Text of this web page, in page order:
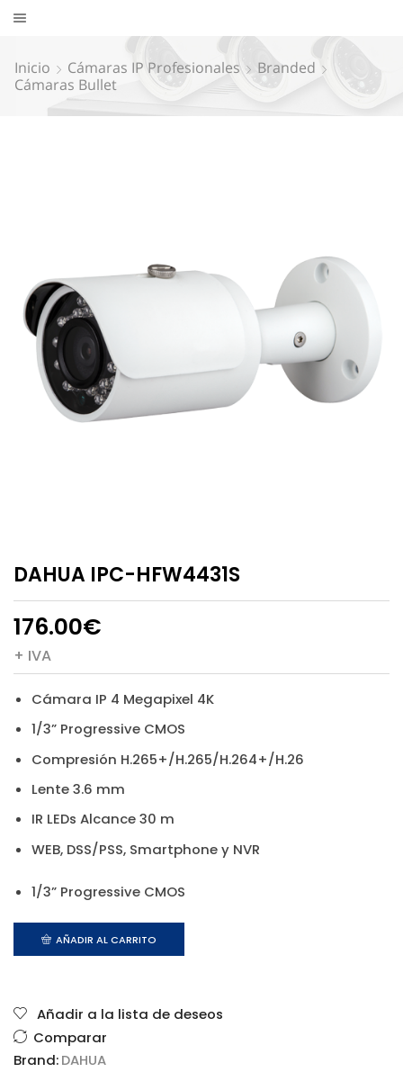
Inicio Cámaras IP Profesionales
Branded
Cámaras Bullet
DAHUA IPC-HFW4431S
176.00€
+ IVA
Cámara IP 4 Megapixel 4K
1/3” Progressive CMOS
Compresión H.265+/H.265/H.264+/H.26
Lente 3.6 mm
IR LEDs Alcance 30 m
WEB, DSS/PSS, Smartphone y NVR
1/3” Progressive CMOS
AÑADIR AL CARRITO
Añadir a la lista de deseos
Comparar
Brand:DAHUA